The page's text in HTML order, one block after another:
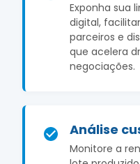
Exponha sua
digital,
parceiros e
que acelera
negociações.
Análise
Monitore a